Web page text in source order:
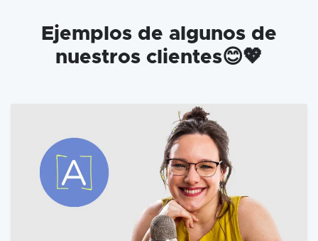
Ejemplos de algunos de
nuestros clientes😊💖